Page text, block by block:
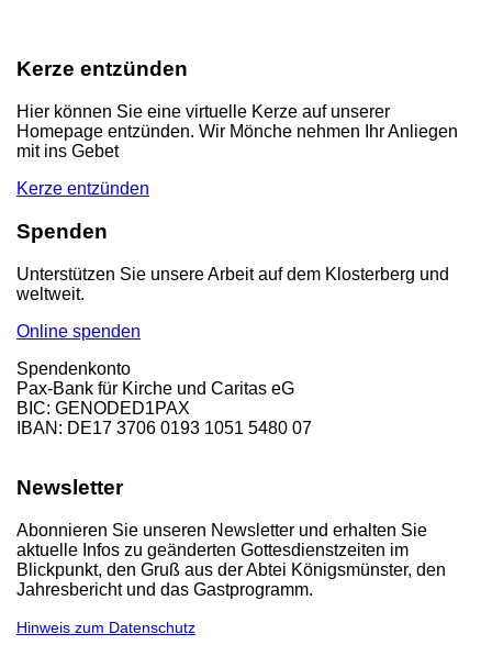
Kerze entzünden
Hier können Sie eine virtuelle Kerze auf unserer
Homepage entzünden. Wir Mönche nehmen Ihr Anliegen
mit ins Gebet
Kerze entzünden
Spenden
Unterstützen Sie unsere Arbeit auf dem Klosterberg und
weltweit.
Online spenden
Spendenkonto
Pax-Bank für Kirche und Caritas eG
BIC: GENODED1PAX
IBAN: DE17 3706 0193 1051 5480 07
Newsletter
Abonnieren Sie unseren Newsletter und erhalten Sie
aktuelle Infos zu geänderten Gottesdienstzeiten im
Blickpunkt, den Gruß aus der Abtei Königsmünster, den
Jahresbericht und das Gastprogramm.
Hinweis zum Datenschutz